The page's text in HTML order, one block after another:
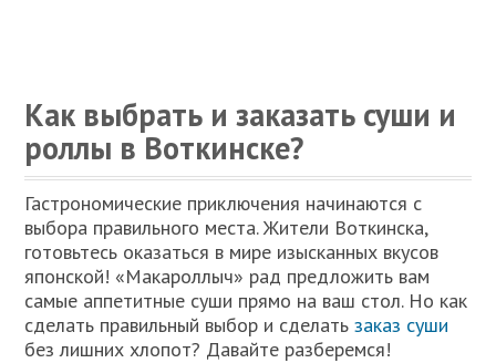
Как выбрать и заказать суши и
роллы в Воткинске?
Гастрономические приключения начинаются с
выбора правильного места. Жители Воткинска,
готовьтесь оказаться в мире изысканных вкусов
японской! «Макароллыч» рад предложить вам
самые аппетитные суши прямо на ваш стол. Но как
сделать правильный выбор и сделатьзаказ суши
без лишних хлопот? Давайте разберемся!